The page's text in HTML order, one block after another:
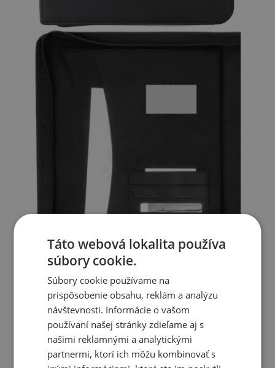
Táto webová lokalita používa
súbory cookie.
Súbory cookie používame na
prispôsobenie obsahu, reklám a analýzu
návštevnosti. Informácie o vašom
používaní našej stránky zdieľame aj s
našimi reklamnými a analytickými
partnermi, ktorí ich môžu kombinovať s